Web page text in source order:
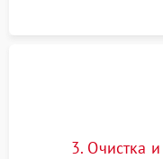
3. Очистка